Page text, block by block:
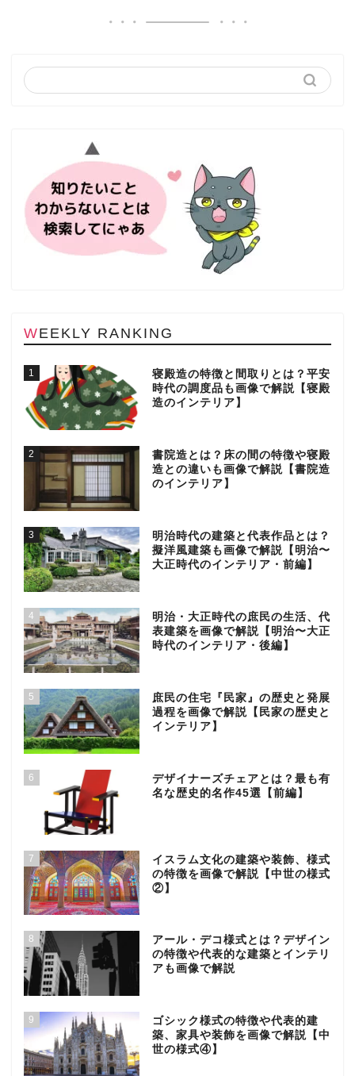
WEEKLY RANKING
1
寝殿造の特徴と間取りとは？平安
時代の調度品も画像で解説【寝殿
造のインテリア】
2
書院造とは？床の間の特徴や寝殿
造との違いも画像で解説【書院造
のインテリア】
3
明治時代の建築と代表作品とは？
擬洋風建築も画像で解説【明治〜
大正時代のインテリア・前編】
4
明治・大正時代の庶民の生活、代
表建築を画像で解説【明治〜大正
時代のインテリア・後編】
5
庶民の住宅『民家』の歴史と発展
過程を画像で解説【民家の歴史と
インテリア】
6
デザイナーズチェアとは？最も有
名な歴史的名作45選【前編】
7
イスラム文化の建築や装飾、様式
の特徴を画像で解説【中世の様式
②】
8
アール・デコ様式とは？デザイン
の特徴や代表的な建築とインテリ
アも画像で解説
9
ゴシック様式の特徴や代表的建
築、家具や装飾を画像で解説【中
世の様式④】